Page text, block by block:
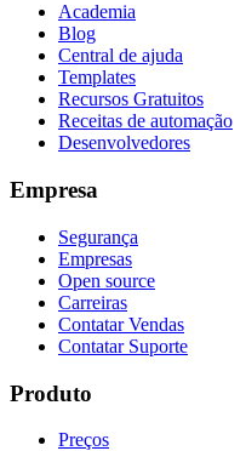
Academia
Blog
Central de ajuda
Templates
Recursos Gratuitos
Receitas de automação
Desenvolvedores
Empresa
Segurança
Empresas
Open source
Carreiras
Contatar Vendas
Contatar Suporte
Produto
Preços